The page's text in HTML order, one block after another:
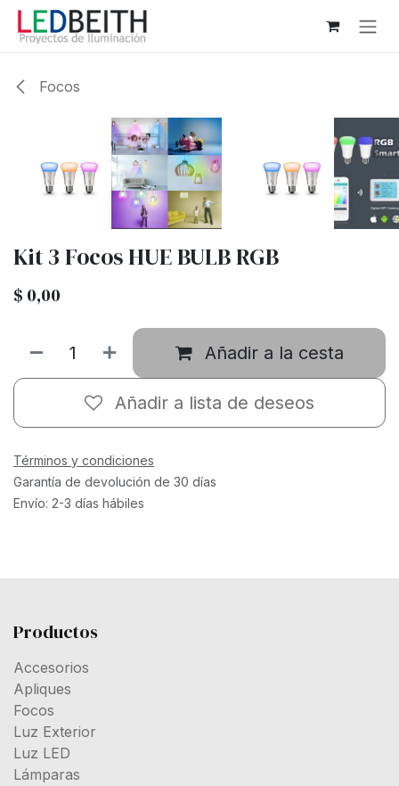
Ir al contenido
Focos
Kit 3 Focos HUE BULB RGB
$ 0,00
Añadir a la cesta
Añadir a lista de deseos
Términos y condiciones
Garantía de devolución de 30 días
Envío: 2-3 días hábiles
Productos
Accesorios
Apliques
Focos
Luz Exterior
Luz LED
Lámparas